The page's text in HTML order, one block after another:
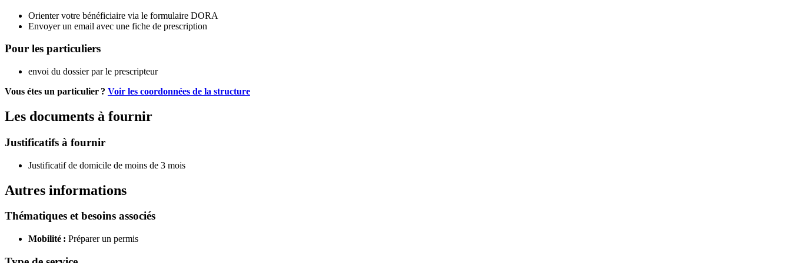
Orienter votre bénéficiaire via le formulaire DORA
Envoyer un email avec une fiche de prescription
Pour les particuliers
envoi du dossier par le prescripteur
Vous étes un particulier ? Voir les coordonnées de la structure
Les documents à fournir
Justificatifs à fournir
Justificatif de domicile de moins de 3 mois
Autres informations
Thématiques et besoins associés
Mobilité : Préparer un permis